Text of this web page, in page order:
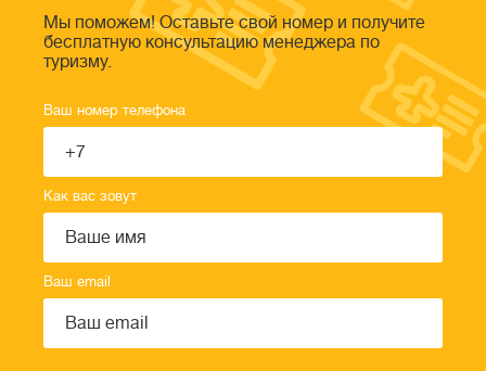
Мы поможем! Оставьте свой номер и получите
бесплатную консультацию менеджера по
туризму.
Ваш номер телефона
Как вас зовут
Ваш email